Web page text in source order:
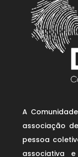
A
associação
pessoa
associativa